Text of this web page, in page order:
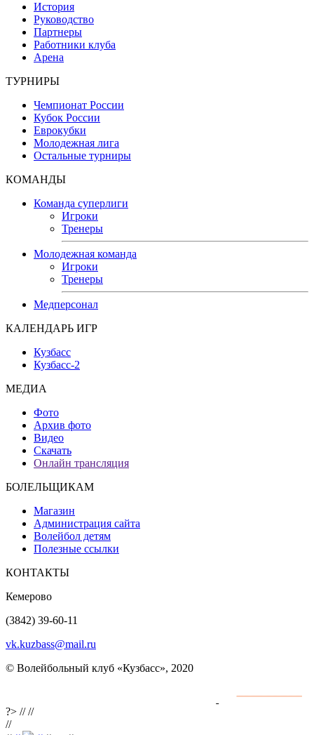
История
Руководство
Партнеры
Работники клуба
Арена
ТУРНИРЫ
Чемпионат России
Кубок России
Еврокубки
Молодежная лига
Остальные турниры
КОМАНДЫ
Команда суперлиги
Игроки
Тренеры
Молодежная команда
Игроки
Тренеры
Медперсонал
КАЛЕНДАРЬ ИГР
Кузбасс
Кузбасс-2
МЕДИА
Фото
Архив фото
Видео
Скачать
Онлайн трансляция
БОЛЕЛЬЩИКАМ
Магазин
Администрация сайта
Волейбол детям
Полезные ссылки
КОНТАКТЫ
Кемерово
(3842) 39-60-11
vk.kuzbass@mail.ru
© Волейбольный клуб «Кузбасс», 2020
?> ////
//